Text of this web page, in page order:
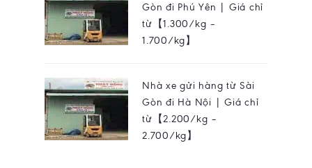
Gòn đi Phú Yên | Giá chỉ
từ【1.300/kg –
1.700/kg】
Nhà xe gửi hàng từ Sài
Gòn đi Hà Nội | Giá chỉ
từ【2.200/kg –
2.700/kg】